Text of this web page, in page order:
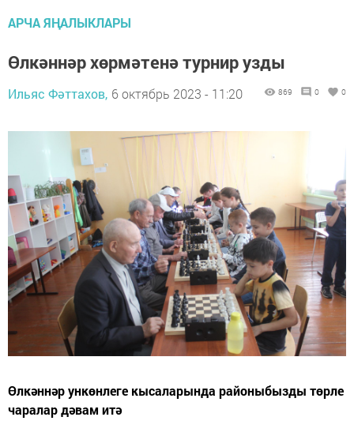
АРЧА ЯҢАЛЫКЛАРЫ
Өлкәннәр хөрмәтенә турнир узды
Ильяс Фәттахов, 6 октябрь 2023 - 11:20 869 0 0
Өлкәннәр ункөнлеге кысаларында районыбызды төрле
чаралар дәвам итә